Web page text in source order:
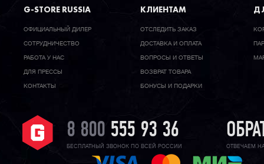
G-STORE RUSSIA
ОФИЦИАЛЬНЫЙ ДИЛЕР
CОТРУДНИЧЕСТВО
РАБОТА У НАС
ДЛЯ ПРЕССЫ
КОНТАКТЫ
КЛИЕНТАМ
ОТСЛЕДИТЬ ЗАКАЗ
ДОСТАВКА И ОПЛАТА
ВОПРОСЫ И ОТВЕТЫ
ВОЗВРАТ ТОВАРА
БОНУСЫ И ПОДАРКИ
8 800 555 93 36
БЕСПЛАТНЫЙ ЗВОНОК ПО ВСЕЙ РОССИИ ОТВЕЧАЕМ